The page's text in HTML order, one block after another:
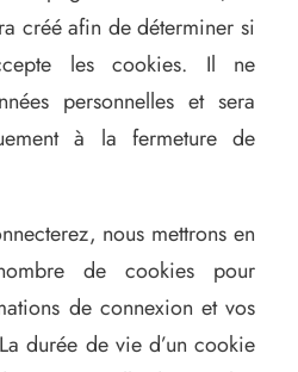
créé afin de déterminer si
les cookies. Il ne
personnelles et sera
à la fermeture de
nous mettrons en
de cookies pour
de connexion et vos
durée de vie d’un cookie